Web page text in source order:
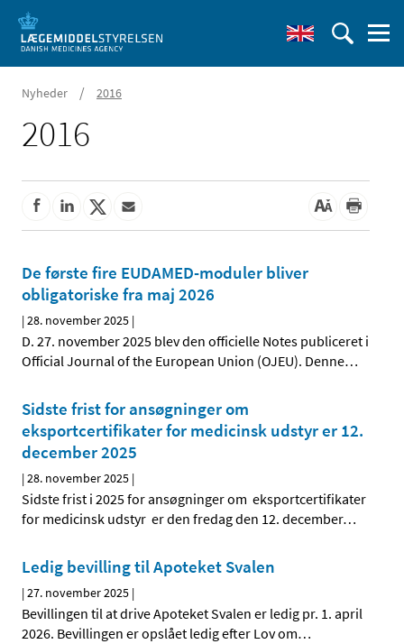
Nyheder / 2016
2016
De første fire EUDAMED-moduler bliver
obligatoriske fra maj 2026
|28. november 2025 |
D. 27. november 2025 blev den officielle Notes publiceret i
Official Journal of the European Union (OJEU). Denne…
Sidste frist for ansøgninger om
eksportcertifikater for medicinsk udstyr er 12.
december 2025
|28. november 2025 |
Sidste frist i 2025 for ansøgninger om eksportcertifikater
for medicinsk udstyr er den fredag den 12. december…
Ledig bevilling til Apoteket Svalen
|27. november 2025 |
Bevillingen til at drive Apoteket Svalen er ledig pr. 1. april
2026. Bevillingen er opslået ledig efter Lov om…